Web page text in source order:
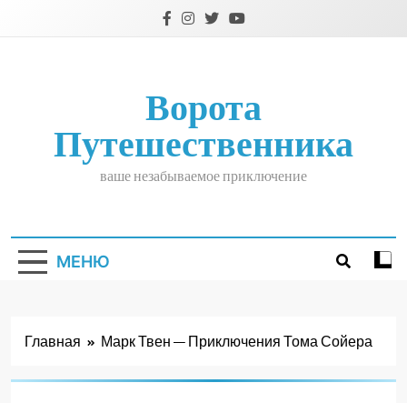
Ворота
Путешественника
ваше незабываемое приключение
МЕНЮ
Главная Марк Твен — Приключения Тома Сойера